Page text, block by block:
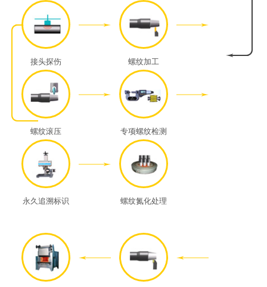
接头探伤 螺纹加工
螺纹滚压 专项螺纹检测
永久追溯标识 螺纹氮化处理